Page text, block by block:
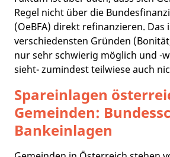
Regel nicht über die
(OeBFA) direkt refinanzieren. Das
verschiedensten Gründen
nur sehr schwierig möglich und -
sieht- zumindest teilwiese auch
Spareinlagen
Gemeinden:
Bankeinlagen